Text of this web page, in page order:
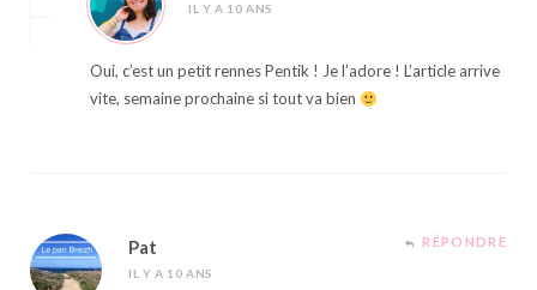
IL Y A 10 ANS
Oui, c’est un petit rennes Pentik ! Je l’adore ! L’article arrive
vite, semaine prochaine si tout va bien
Pat
IL Y A 10 ANS
RÉPONDRE